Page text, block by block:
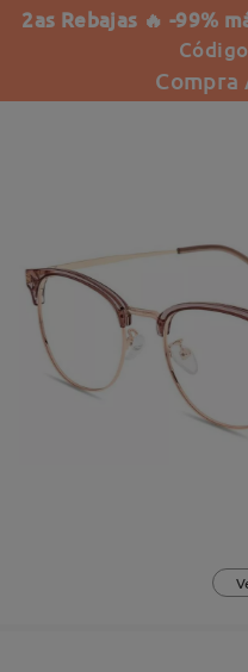
2as Rebajas 🔥 -99%
Compra